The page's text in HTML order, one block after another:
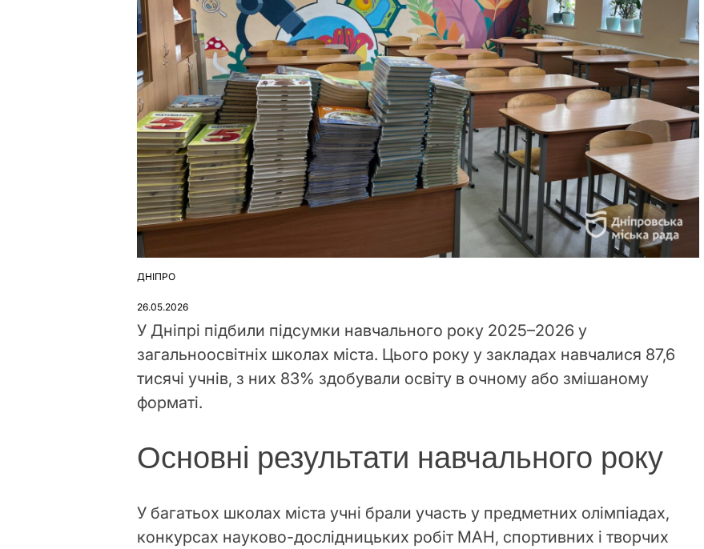
ОПУБЛІКУВАТИ
ДНІПРО
26.05.2026
У Дніпрі підбили підсумки навчального року 2025–2026 у
загальноосвітніх школах міста. Цього року у закладах навчалися 87,6
тисячі учнів, з них 83% здобували освіту в очному або змішаному
форматі.
Основні результати навчального року
У багатьох школах міста учні брали участь у предметних олімпіадах,
конкурсах науково-дослідницьких робіт МАН, спортивних і творчих